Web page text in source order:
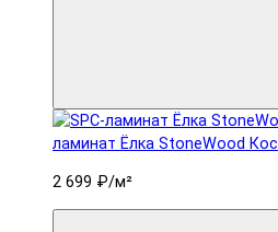
ламинат Ëлка StoneWood
2 699 ₽/м²